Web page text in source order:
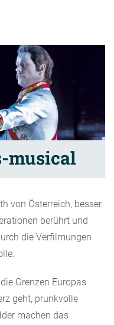
musical
von Österreich, besser
berührt und
die Verfilmungen
Grenzen Europas
geht, prunkvolle
machen das